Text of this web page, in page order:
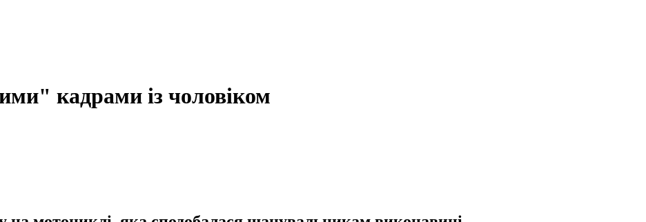
кадрами із чоловіком